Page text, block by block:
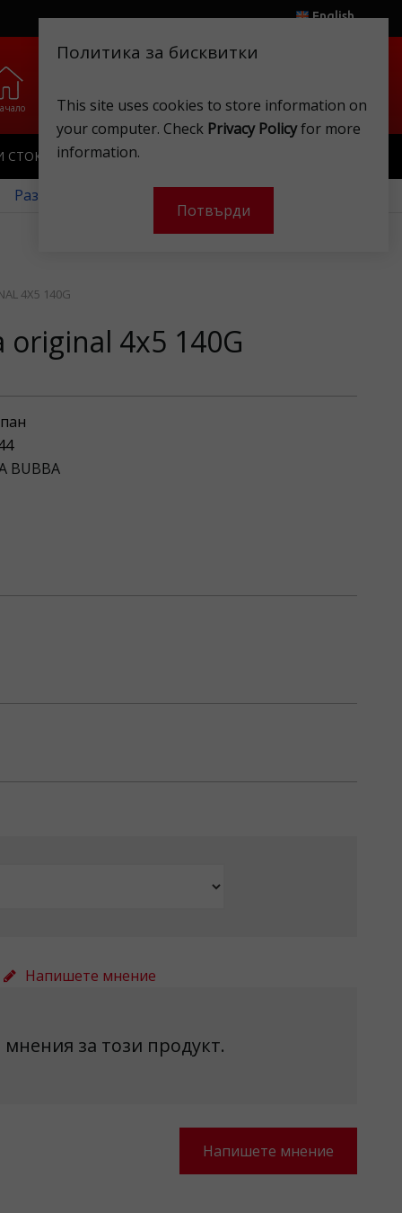
Политика за бисквитки
This site uses cookies to store information on
your computer. Check Privacy Policyfor more
information.
Потвърди
English
Любими Магазини Клубна карта Акаунт Кошница
ИГРАЧКИ
Разгледайте нашите месечни оферти!
4X5 140G
4x5 140G
BUBBA
Напишете мнение
за този продукт.
Напишете мнение